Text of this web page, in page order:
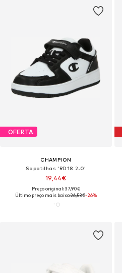
OFERTA
CHAMPION
Sapatilhas 'RD18 2.0'
19,44€
Preço original: 37,90€
Último preço mais baixo:26,53€-26%